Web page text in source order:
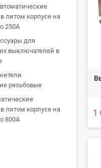
литом корпусе на
250А
для
выключателей в
резьбовые
литом корпусе на
800А
1